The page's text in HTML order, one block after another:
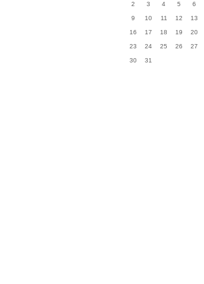
2 3 4 5 6
9 10 11 12 13
16 17 18 19 20
23 24 25 26 27
30 31